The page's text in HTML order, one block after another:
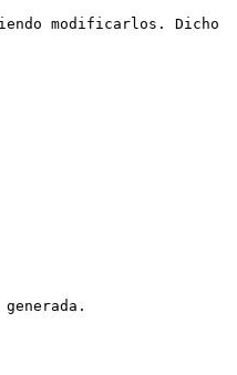
modificarlos. Dicho